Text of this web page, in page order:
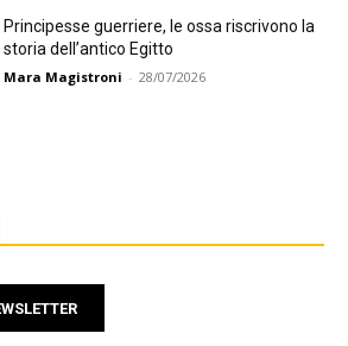
Principesse guerriere, le ossa riscrivono la
storia dell’antico Egitto
Mara Magistroni - 28/07/2026